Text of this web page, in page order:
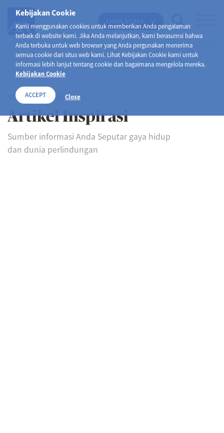
Kebijakan Cookie
Kami menggunakan cookies untuk memberikan Anda pengalaman
terbaik di website kami. Jika Anda melanjutkan, kami berasumsi bahwa
Anda terbuka untuk web browser yang Anda pergunakan menerima
semua cookie dari situs web kami. Lihat Kebijakan Cookie kami untuk
informasi lebih lanjut tentang cookie dan bagaimana mengelola mereka.
Kebijakan Cookie
ACCEPT Close
SELAMAT DATANG DI
Artikel Inspirasi
Sumber informasi Anda Seputar gaya hidup
dan dunia perlindungan